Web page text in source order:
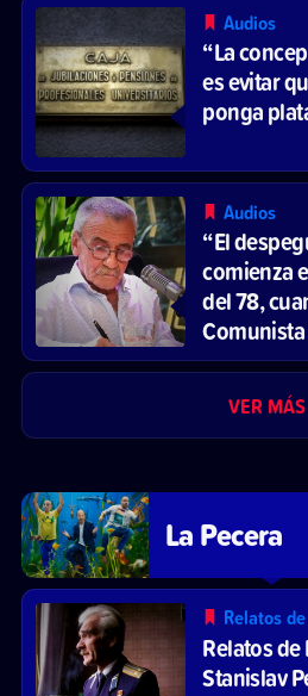
Audios
“La
es evitar
ponga
Audios
“El
comienza
del 78,
reformar
mercado”
VER MÁS
La Pecera
Relatos
Relatos de
Stanislav